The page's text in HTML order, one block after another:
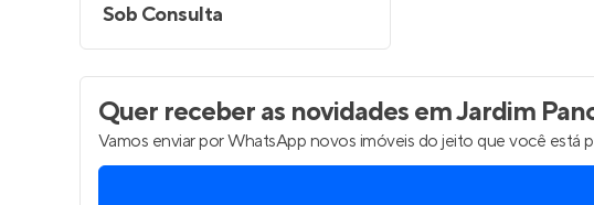
Sob Consulta
Quer receber as novidadesem Jardim
Vamos enviar por WhatsApp novos imóveis do jeito que você está